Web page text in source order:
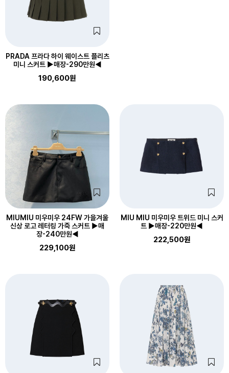
PRADA 프라다 하이 웨이스트 플리츠
미니 스커트 ▶매장-290만원◀
190,600원
MIUMIU 미우미우 24FW 가을겨울
신상 로고 레터링 가죽 스커트 ▶매
장-240만원◀
229,100원
MIU MIU 미우미우 트위드 미니 스커
트 ▶매장-220만원◀
222,500원